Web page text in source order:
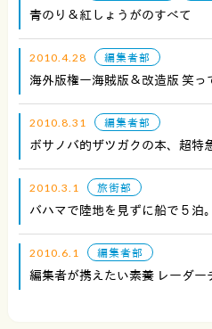
青のり＆紅しょうがのすべて
2010.4.28 編集者部
海外版権ー海賊版＆改造版 笑っ
2010.8.31 編集者部
ボサノバ的ザツガクの本、超特
2010.3.1 旅街部
バハマで陸地を見ずに船で５泊
2010.6.1 編集者部
編集者が携えたい素養 レーダー